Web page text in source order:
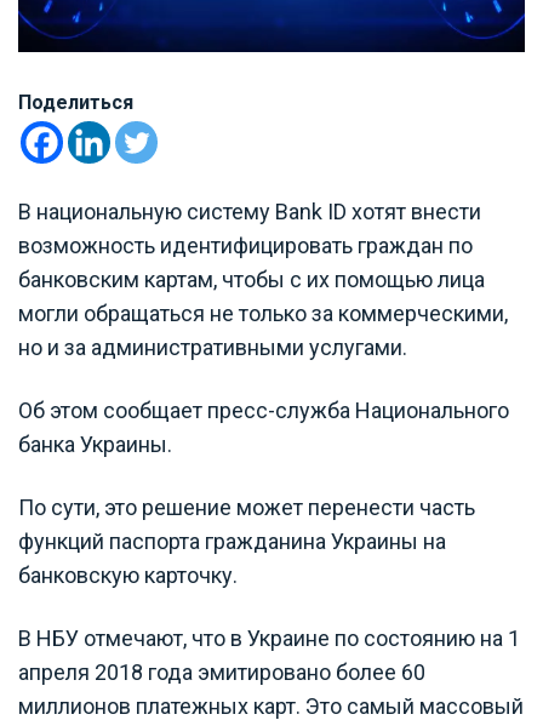
Поделиться
В национальную систему Bank ID хотят внести
возможность идентифицировать граждан по
банковским картам, чтобы с их помощью лица
могли обращаться не только за коммерческими,
но и за административными услугами.
Об этом сообщает пресс-служба Национального
банка Украины.
По сути, это решение может перенести часть
функций паспорта гражданина Украины на
банковскую карточку.
В НБУ отмечают, что в Украине по состоянию на 1
апреля 2018 года эмитировано более 60
миллионов платежных карт. Это самый массовый